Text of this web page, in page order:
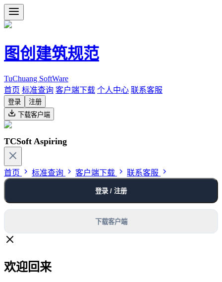
图创建筑规范
TuChuang SoftWare
首页 标准查询 客户端下载 个人中心 联系客服
登录
注册
下载客户端
TCSoft Aspiring
首页 标准查询 客户端下载 联系客服
登录 / 注册
下载客户端
欢迎回来